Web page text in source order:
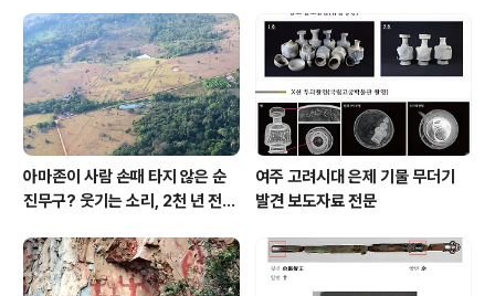
아마존이 사람 손때 타지 않은 순
진무구? 웃기는 소리, 2천 년 전에
여주 고려시대 은제 기물 무더기
발견 보도자료 전문